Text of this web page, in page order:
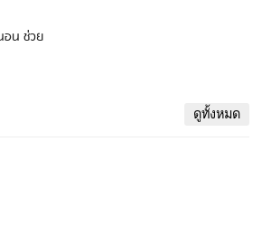
อน ช่วย
ดูทั้งหมด